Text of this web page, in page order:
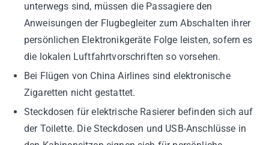
unterwegs sind, müssen die Passagiere den
Anweisungen der Flugbegleiter zum Abschalten ihrer
persönlichen Elektronikgeräte Folge leisten, sofern es
die lokalen Luftfahrtvorschriften so vorsehen.
Bei Flügen von China Airlines sind elektronische
Zigaretten nicht gestattet.
Steckdosen für elektrische Rasierer befinden sich auf
der Toilette. Die Steckdosen und USB-Anschlüsse in